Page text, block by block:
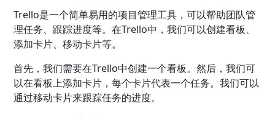
Trello是一个简单易用的项目管理工具，可以帮助团队管
理任务、跟踪进度等。在Trello中，我们可以创建看板、
添加卡片、移动卡片等。
首先，我们需要在Trello中创建一个看板。然后，我们可
以在看板上添加卡片，每个卡片代表一个任务。我们可以
通过移动卡片来跟踪任务的进度。